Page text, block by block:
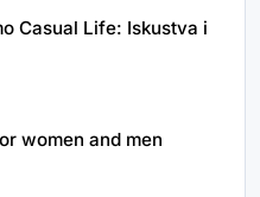
Casual Life: Iskustva i
women and men